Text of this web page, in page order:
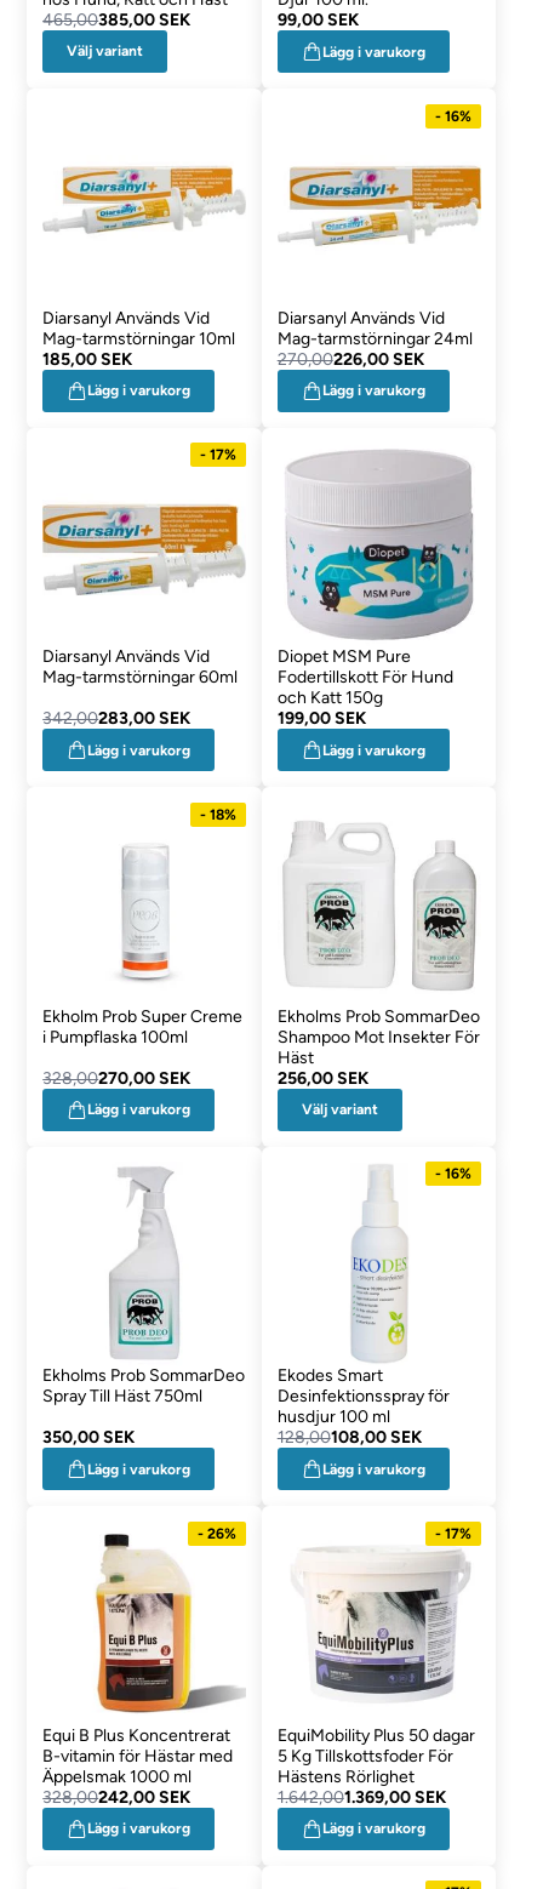
465,00385,00 SEK
Välj variant
99,00 SEK
Lägg i varukorg
Diarsanyl Används Vid
Mag-tarmstörningar 10ml
185,00 SEK
Lägg i varukorg
- 16%
Diarsanyl Används Vid
Mag-tarmstörningar 24ml
270,00226,00 SEK
Lägg i varukorg
- 17%
Diarsanyl Används Vid
Mag-tarmstörningar 60ml
342,00283,00 SEK
Lägg i varukorg
Diopet MSM Pure
Fodertillskott För Hund
och Katt 150g
199,00 SEK
Lägg i varukorg
- 18%
Ekholm Prob Super Creme
i Pumpflaska 100ml
328,00270,00 SEK
Lägg i varukorg
Ekholms Prob SommarDeo
Shampoo Mot Insekter För
Häst
256,00 SEK
Välj variant
Ekholms Prob SommarDeo
Spray Till Häst 750ml
350,00 SEK
Lägg i varukorg
- 16%
Ekodes Smart
Desinfektionsspray för
husdjur 100 ml
128,00108,00 SEK
Lägg i varukorg
- 26%
Equi B Plus Koncentrerat
B-vitamin för Hästar med
Äppelsmak 1000 ml
328,00242,00 SEK
Lägg i varukorg
- 17%
EquiMobility Plus 50 dagar
5 Kg Tillskottsfoder För
Hästens Rörlighet
1.642,001.369,00 SEK
Lägg i varukorg